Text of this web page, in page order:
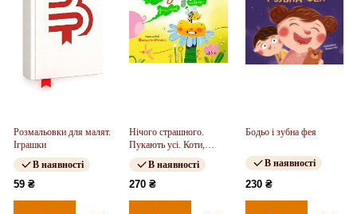
Розмальовки для малят.
Іграшки
В наявності
59 ₴
Нічого страшного.
Пукають усі. Коти,
джемлі і навіть... ти! (у)
В наявності
270 ₴
Бодьо і зубна фея
В наявності
230 ₴